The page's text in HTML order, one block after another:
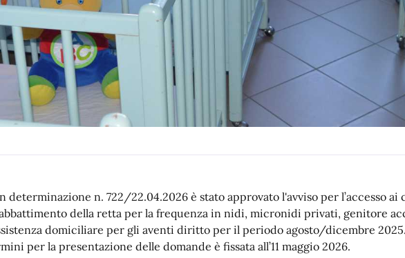
determinazione n. 722/22.04.2026 è stato approvato l'avviso per l’accesso
della retta per la frequenza in nidi, micronidi privati, genitore
domiciliare per gli aventi diritto per il periodo agosto/dicembre
per la presentazione delle domande è fissata all’11 maggio 2026.